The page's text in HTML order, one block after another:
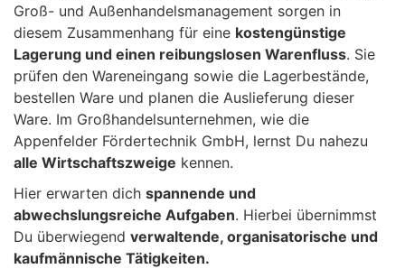
Groß- und Außenhandelsmanagement sorgen in
diesem Zusammenhang für eine kostengünstige
Lagerung und einen reibungslosen Warenfluss. Sie
prüfen den Wareneingang sowie die Lagerbestände,
bestellen Ware und planen die Auslieferung dieser
Ware. Im Großhandelsunternehmen, wie die
Appenfelder Fördertechnik GmbH, lernst Du nahezu
alle Wirtschaftszweige kennen.
Hier erwarten dich spannende und
abwechslungsreiche Aufgaben. Hierbei übernimmst
Du überwiegend verwaltende, organisatorische und
kaufmännische Tätigkeiten.